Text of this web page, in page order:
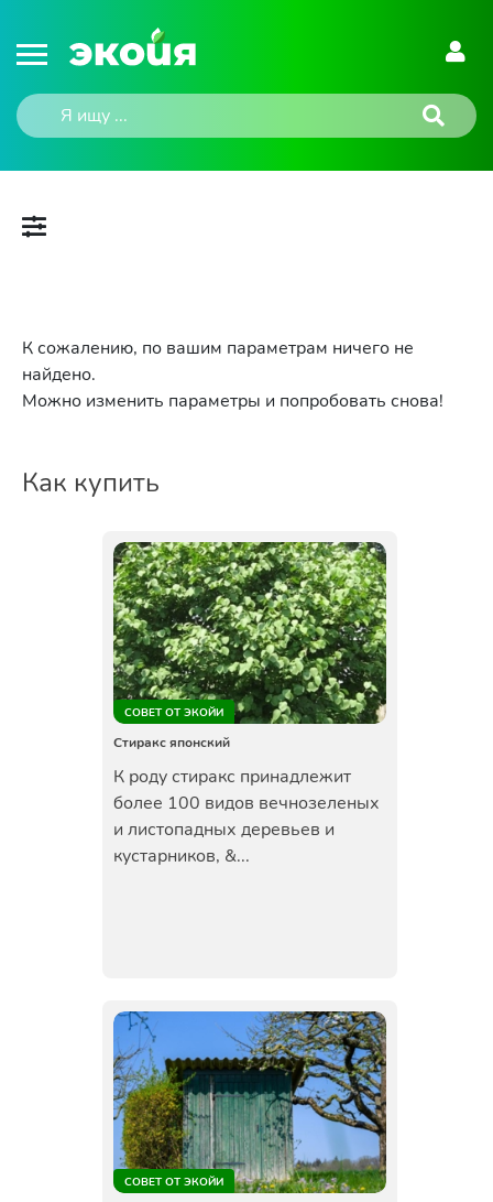
К сожалению, по вашим параметрам ничего не
найдено.
Можно изменить параметры и попробовать снова!
Как купить
СОВЕТ ОТ ЭКОЙИ
Стиракс японский
К роду стиракс принадлежит
более 100 видов вечнозеленых
и листопадных деревьев и
кустарников, &...
СОВЕТ ОТ ЭКОЙИ